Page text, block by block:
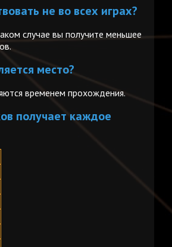
не во всех играх?
случае вы получите меньшее
место?
временем прохождения.
получает каждое